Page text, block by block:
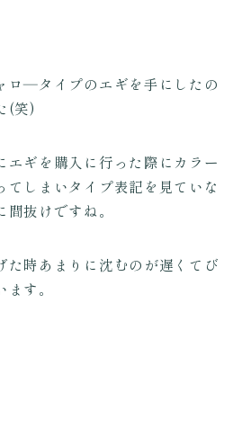
ロ―タイプのエギを手にしたの
(笑)
エギを購入に行った際にカラー
てしまいタイプ表記を見ていな
抜けですね。
た時あまりに沈むのが遅くてび
す。